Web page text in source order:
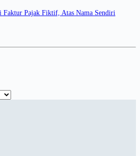
Faktur Pajak Fiktif, Atas Nama Sendiri